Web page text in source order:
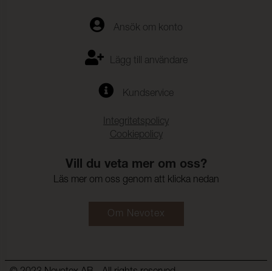
Ansök om konto
Lägg till användare
Kundservice
Integritetspolicy
Cookiepolicy
Vill du veta mer om oss?
Läs mer om oss genom att klicka nedan
Om Nevotex